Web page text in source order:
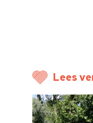
Lees